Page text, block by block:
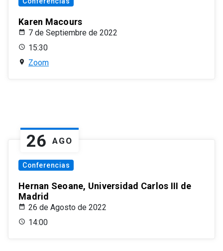
Karen Macours
7 de Septiembre de 2022
15:30
Zoom
26 AGO
Conferencias
Hernan Seoane, Universidad Carlos III de
Madrid
26 de Agosto de 2022
14:00